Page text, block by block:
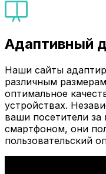
Адаптивный
Наши сайты
различным
оптимальное
устройствах.
ваши посетители
смартфоном, они
пользовательский